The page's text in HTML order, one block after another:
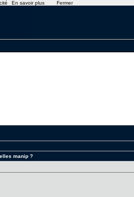
manip ?
En savoir plus Fermer